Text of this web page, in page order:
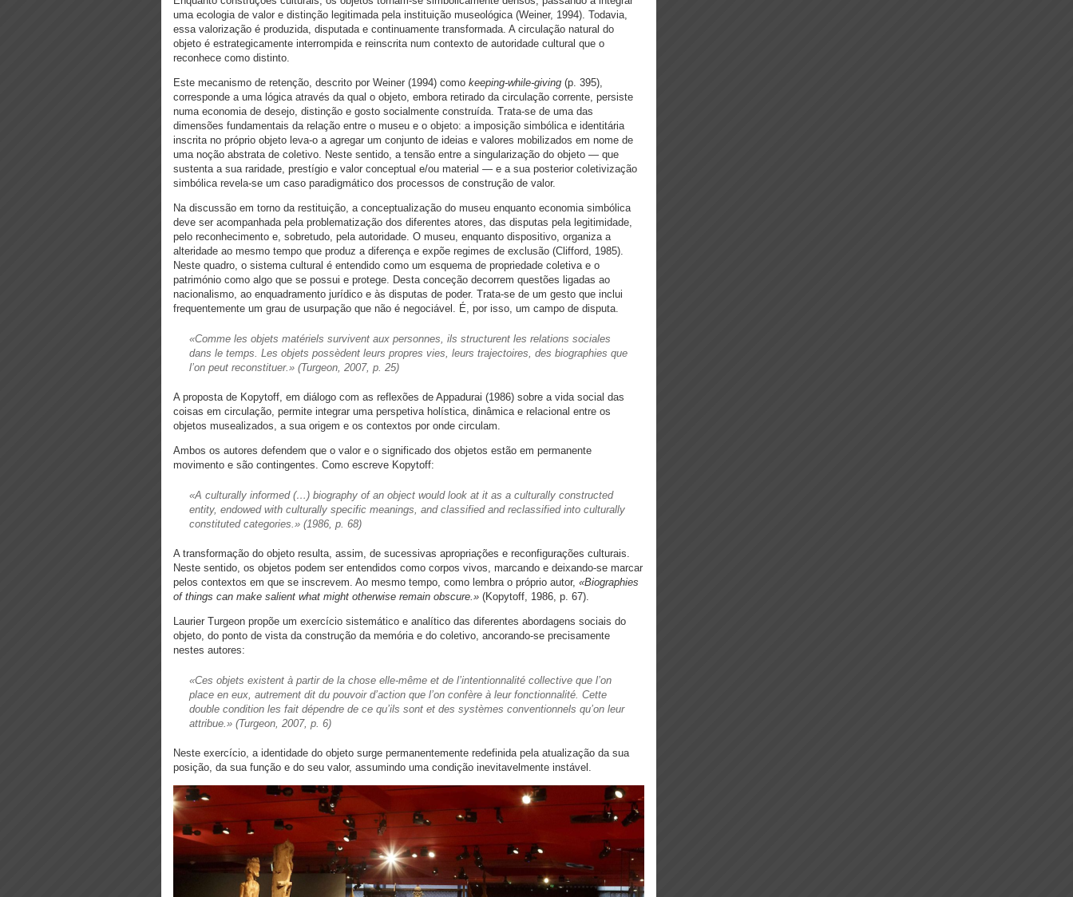
uma ecologia de valor e distinção legitimada pela instituição museológica (Weiner, 1994). Todavia,
essa valorização é produzida, disputada e continuamente transformada. A circulação natural do
objeto é estrategicamente interrompida e reinscrita num contexto de autoridade cultural que o
reconhece como distinto.
Este mecanismo de retenção, descrito por Weiner (1994) como keeping-while-giving (p. 395),
corresponde a uma lógica através da qual o objeto, embora retirado da circulação corrente, persiste
numa economia de desejo, distinção e gosto socialmente construída. Trata-se de uma das
dimensões fundamentais da relação entre o museu e o objeto: a imposição simbólica e identitária
inscrita no próprio objeto leva-o a agregar um conjunto de ideias e valores mobilizados em nome de
uma noção abstrata de coletivo. Neste sentido, a tensão entre a singularização do objeto — que
sustenta a sua raridade, prestígio e valor conceptual e/ou material — e a sua posterior coletivização
simbólica revela-se um caso paradigmático dos processos de construção de valor.
Na discussão em torno da restituição, a conceptualização do museu enquanto economia simbólica
deve ser acompanhada pela problematização dos diferentes atores, das disputas pela legitimidade,
pelo reconhecimento e, sobretudo, pela autoridade. O museu, enquanto dispositivo, organiza a
alteridade ao mesmo tempo que produz a diferença e expõe regimes de exclusão (Clifford, 1985).
Neste quadro, o sistema cultural é entendido como um esquema de propriedade coletiva e o
património como algo que se possui e protege. Desta conceção decorrem questões ligadas ao
nacionalismo, ao enquadramento jurídico e às disputas de poder. Trata-se de um gesto que inclui
frequentemente um grau de usurpação que não é negociável. É, por isso, um campo de disputa.
«Comme les objets matériels survivent aux personnes, ils structurent les relations sociales
dans le temps. Les objets possèdent leurs propres vies, leurs trajectoires, des biographies que
l’on peut reconstituer.»(Turgeon, 2007, p. 25)
A proposta de Kopytoff, em diálogo com as reflexões de Appadurai (1986) sobre a vida social das
coisas em circulação, permite integrar uma perspetiva holística, dinâmica e relacional entre os
objetos musealizados, a sua origem e os contextos por onde circulam.
Ambos os autores defendem que o valor e o significado dos objetos estão em permanente
movimento e são contingentes. Como escreve Kopytoff:
«A culturally informed (…) biography of an object would look at it as a culturally constructed
entity, endowed with culturally specific meanings, and classified and reclassified into culturally
constituted categories.»(1986, p. 68)
A transformação do objeto resulta, assim, de sucessivas apropriações e reconfigurações culturais.
Neste sentido, os objetos podem ser entendidos como corpos vivos, marcando e deixando-se marcar
pelos contextos em que se inscrevem. Ao mesmo tempo, como lembra o próprio autor, «Biographies
of things can make salient what might otherwise remain obscure.» (Kopytoff, 1986, p. 67).
Laurier Turgeon propõe um exercício sistemático e analítico das diferentes abordagens sociais do
objeto, do ponto de vista da construção da memória e do coletivo, ancorando-se precisamente
nestes autores:
«Ces objets existent à partir de la chose elle-même et de l’intentionnalité collective que l’on
place en eux, autrement dit du pouvoir d’action que l’on confère à leur fonctionnalité. Cette
double condition les fait dépendre de ce qu’ils sont et des systèmes conventionnels qu’on leur
attribue.»(Turgeon, 2007, p. 6)
Neste exercício, a identidade do objeto surge permanentemente redefinida pela atualização da sua
posição, da sua função e do seu valor, assumindo uma condição inevitavelmente instável.